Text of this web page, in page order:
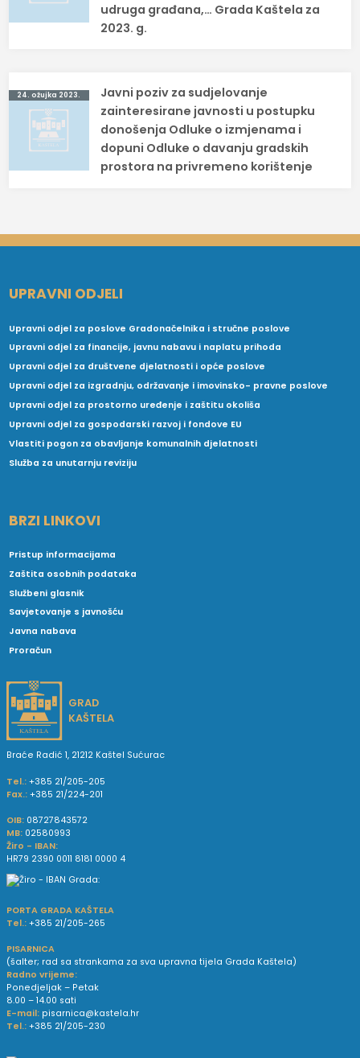
udruga građana,… Grada Kaštela za
2023. g.
24. ožujka 2023.
Javni poziv za sudjelovanje
zainteresirane javnosti u postupku
donošenja Odluke o izmjenama i
dopuni Odluke o davanju gradskih
prostora na privremeno korištenje
UPRAVNI ODJELI
Upravni odjel za poslove Gradonačelnika i stručne poslove
Upravni odjel za financije, javnu nabavu i naplatu prihoda
Upravni odjel za društvene djelatnosti i opće poslove
Upravni odjel za izgradnju, održavanje i imovinsko- pravne poslove
Upravni odjel za prostorno uređenje i zaštitu okoliša
Upravni odjel za gospodarski razvoj i fondove EU
Vlastiti pogon za obavljanje komunalnih djelatnosti
Služba za unutarnju reviziju
BRZI LINKOVI
Pristup informacijama
Zaštita osobnih podataka
Službeni glasnik
Savjetovanje s javnošću
Javna nabava
Proračun
GRAD
KAŠTELA
Braće Radić 1, 21212 Kaštel Sućurac
Tel.: +385 21/205-205
Fax.: +385 21/224-201
OIB: 08727843572
MB: 02580993
Žiro - IBAN:
HR79 2390 0011 8181 0000 4
PORTA GRADA KAŠTELA
Tel.: +385 21/205-265
PISARNICA
(šalter; rad sa strankama za sva upravna tijela Grada Kaštela)
Radno vrijeme:
Ponedjeljak – Petak
8.00 – 14.00 sati
E-mail: pisarnica@kastela.hr
Tel.: +385 21/205-230